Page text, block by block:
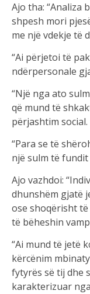
Ajo tha: “Analiza
shpesh mori
me një vdekje të
“Ai përjetoi të
ndërpersonale
“Një nga ato
që mund të
përjashtim social.
“Para se të
një sulm të fundit
Ajo vazhdoi:
dhunshëm gjatë
ose shoqërisht
të bëheshin
“Ai mund të jetë
kërcënim
fytyrës së tij dhe
karakterizuar